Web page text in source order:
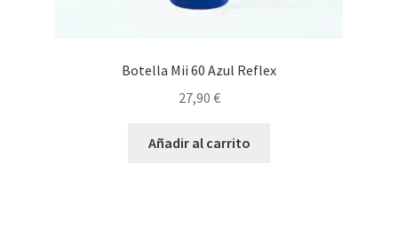
Botella Mii 60 Azul Reflex
27,90 €
Añadir al carrito